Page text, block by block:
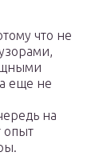
что не
еще не
на
опыт